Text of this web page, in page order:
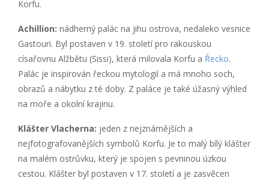
Korfu.
Achillion: nádherný palác na jihu ostrova, nedaleko vesnice
Gastouri. Byl postaven v 19. století pro rakouskou
císařovnu Alžbětu (Sissi), která milovala Korfu a Řecko.
Palác je inspirován řeckou mytologií a má mnoho soch,
obrazů a nábytku z té doby. Z paláce je také úžasný výhled
na moře a okolní krajinu.
Klášter Vlacherna: jeden z nejznámějších a
nejfotografovanějších symbolů Korfu. Je to malý bílý klášter
na malém ostrůvku, který je spojen s pevninou úzkou
cestou. Klášter byl postaven v 17. století a je zasvěcen